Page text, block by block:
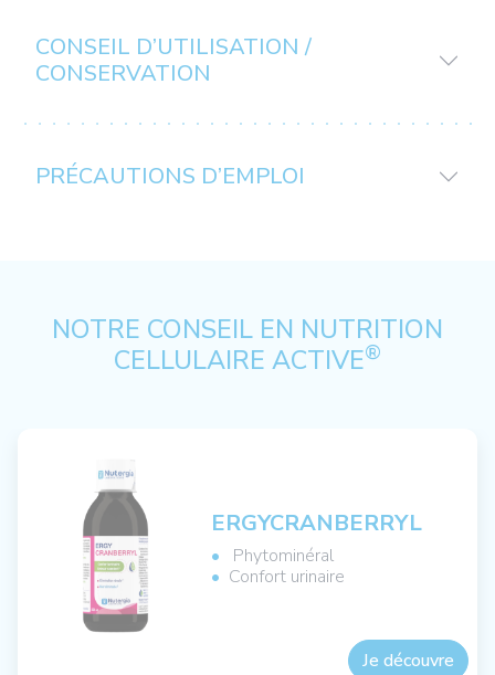
CONSEIL D’UTILISATION /
CONSERVATION
PRÉCAUTIONS D’EMPLOI
NOTRE CONSEIL EN NUTRITION
CELLULAIRE ACTIVE®
ERGYCRANBERRYL
Phytominéral
Confort urinaire
Je découvre